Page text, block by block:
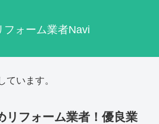
フォーム業者Navi
ています。
リフォーム業者！優良業